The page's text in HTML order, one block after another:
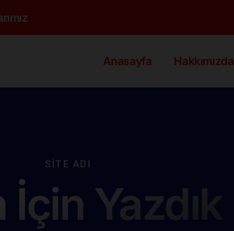
Anasayfa Hakkımızda
SITE ADI
Yazdık